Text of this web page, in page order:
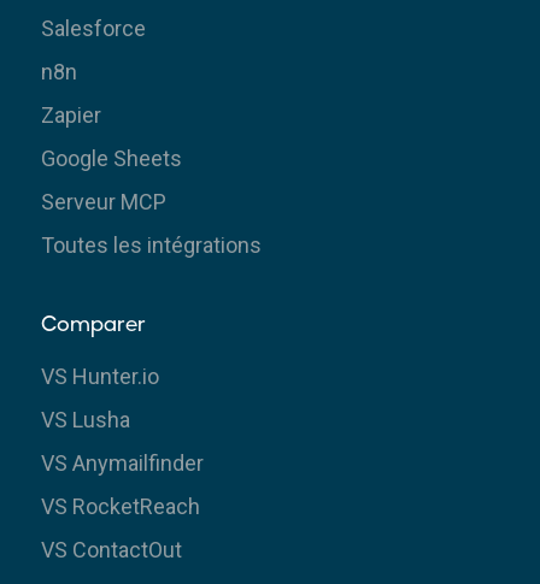
Salesforce
n8n
Zapier
Google Sheets
Serveur MCP
Toutes les intégrations
Comparer
VS Hunter.io
VS Lusha
VS Anymailfinder
VS RocketReach
VS ContactOut